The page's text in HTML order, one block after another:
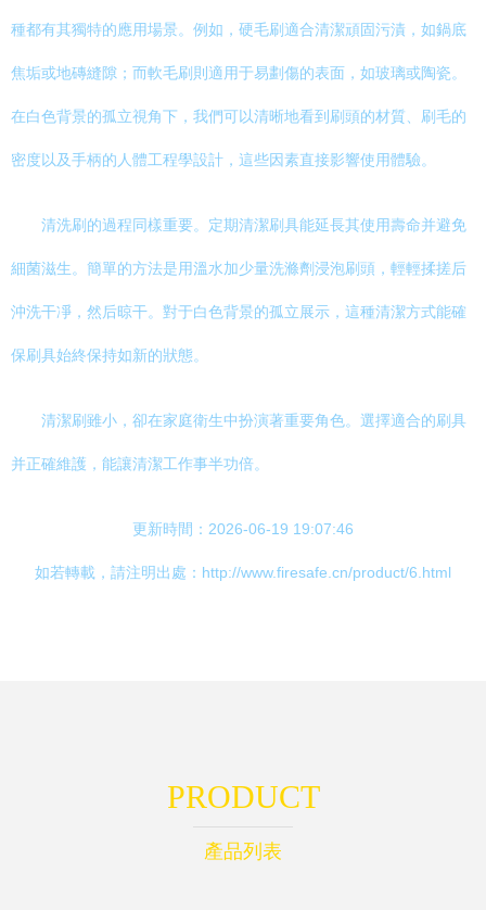
種都有其獨特的應用場景。例如，硬毛刷適合清潔頑固污漬，如鍋底
焦垢或地磚縫隙；而軟毛刷則適用于易劃傷的表面，如玻璃或陶瓷。
在白色背景的孤立視角下，我們可以清晰地看到刷頭的材質、刷毛的
密度以及手柄的人體工程學設計，這些因素直接影響使用體驗。
清洗刷的過程同樣重要。定期清潔刷具能延長其使用壽命并避免
細菌滋生。簡單的方法是用溫水加少量洗滌劑浸泡刷頭，輕輕揉搓后
沖洗干凈，然后晾干。對于白色背景的孤立展示，這種清潔方式能確
保刷具始終保持如新的狀態。
清潔刷雖小，卻在家庭衛生中扮演著重要角色。選擇適合的刷具
并正確維護，能讓清潔工作事半功倍。
更新時間：2026-06-19 19:07:46
如若轉載，請注明出處：http://www.firesafe.cn/product/6.html
PRODUCT
產品列表